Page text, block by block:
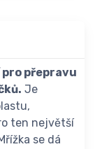
přepravu
Je
ten největší
se dá